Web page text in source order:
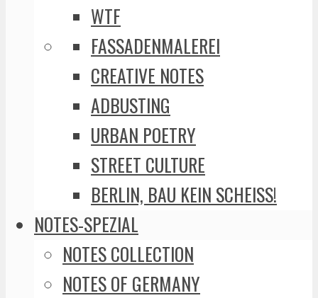
WTF
FASSADENMALEREI
CREATIVE NOTES
ADBUSTING
URBAN POETRY
STREET CULTURE
BERLIN, BAU KEIN SCHEISS!
NOTES-SPEZIAL
NOTES COLLECTION
NOTES OF GERMANY